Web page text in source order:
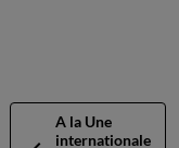
A la Une
internationale